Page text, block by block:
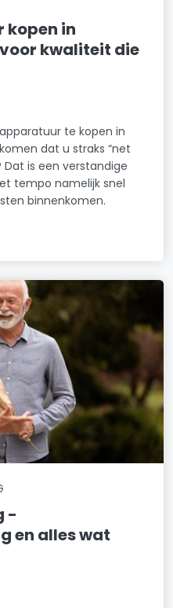
kopen in
kwaliteit die
te kopen in
dat u straks “net
is een verstandige
tempo namelijk snel
binnenkomen.
-
en alles wat